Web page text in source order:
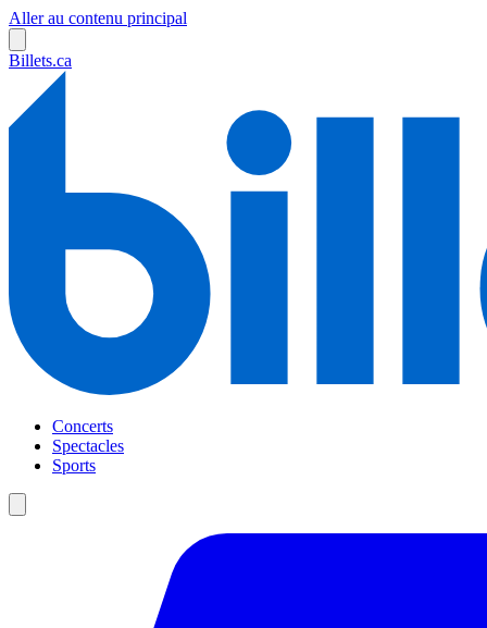
Aller au contenu principal
Billets.ca
Concerts
Spectacles
Sports